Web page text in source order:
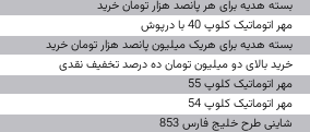
بسته هدیه برای هر پانصد هزار تومان خرید
مهر اتوماتیک کلوپ 40 با درپوش
بسته هدیه برای هریک میلیون پانصد هزار تومان خرید
خرید بالای دو میلیون تومان ده درصد تخفیف نقدی
مهر اتوماتیک کلوپ 55
مهر اتوماتیک کلوپ 54
شاینی طرح خلیج فارس 853